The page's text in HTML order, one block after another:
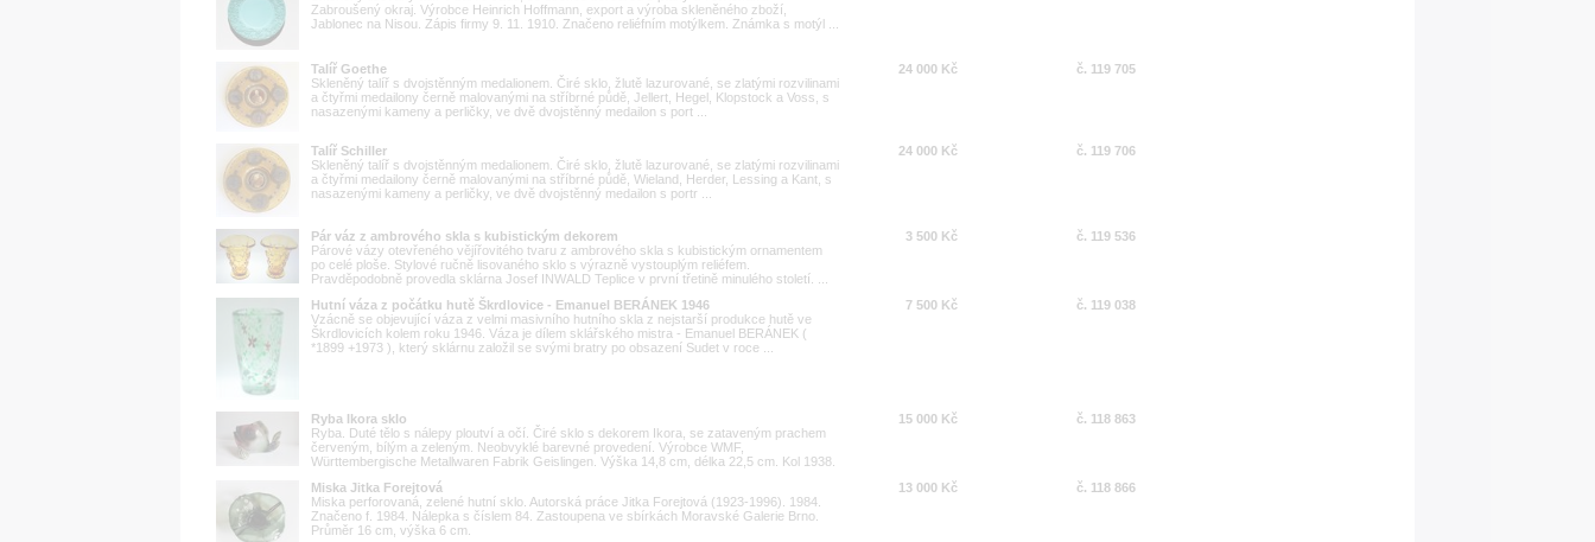
Zabroušený okraj. Výrobce Heinrich Hoffmann, export a výroba skleněného zboží,
Jablonec na Nisou. Zápis firmy 9. 11. 1910. Značeno reliéfním motýlkem. Známka s motýl ...
Talíř Goethe
Skleněný talíř s dvojstěnným medalionem. Čiré sklo, žlutě lazurované, se zlatými rozvilinami
a čtyřmi medailony černě malovanými na stříbrné půdě, Jellert, Hegel, Klopstock a Voss, s
nasazenými kameny a perličky, ve dvě dvojstěnný medailon s port ...
24 000 Kč č. 119 705
Talíř Schiller
Skleněný talíř s dvojstěnným medalionem. Čiré sklo, žlutě lazurované, se zlatými rozvilinami
a čtyřmi medailony černě malovanými na stříbrné půdě, Wieland, Herder, Lessing a Kant, s
nasazenými kameny a perličky, ve dvě dvojstěnný medailon s portr ...
24 000 Kč č. 119 706
Pár váz z ambrového skla s kubistickým dekorem
Párové vázy otevřeného vějířovitého tvaru z ambrového skla s kubistickým ornamentem
po celé ploše. Stylové ručně lisovaného sklo s výrazně vystouplým reliéfem.
Pravděpodobně provedla sklárna Josef INWALD Teplice v první třetině minulého století. ...
3 500 Kč č. 119 536
Hutní váza z počátku hutě Škrdlovice - Emanuel BERÁNEK 1946
Vzácně se objevující váza z velmi masivního hutního skla z nejstarší produkce hutě ve
Škrdlovicích kolem roku 1946. Váza je dílem sklářského mistra - Emanuel BERÁNEK (
*1899 +1973 ), který sklárnu založil se svými bratry po obsazení Sudet v roce ...
7 500 Kč č. 119 038
Ryba Ikora sklo
Ryba. Duté tělo s nálepy ploutví a očí. Čiré sklo s dekorem Ikora, se zataveným prachem
červeným, bílým a zeleným. Neobvyklé barevné provedení. Výrobce WMF,
Württembergische Metallwaren Fabrik Geislingen. Výška 14,8 cm, délka 22,5 cm. Kol 1938.
15 000 Kč č. 118 863
Miska Jitka Forejtová
Miska perforovaná, zelené hutní sklo. Autorská práce Jitka Forejtová (1923-1996). 1984.
Značeno f. 1984. Nálepka s číslem 84. Zastoupena ve sbírkách Moravské Galerie Brno.
Průměr 16 cm, výška 6 cm.
13 000 Kč č. 118 866